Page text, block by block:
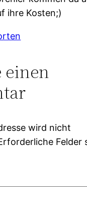
ihre Kosten;)
einen
wird nicht
Felder